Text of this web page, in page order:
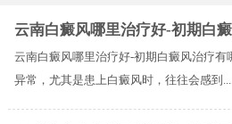
云南白癜风哪里治疗好-初期白
云南白癜风哪里治疗好-初期白癜风治疗
异常，尤其是患上白癜风时，往往会感到